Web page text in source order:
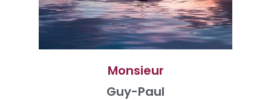
Monsieur
Guy-Paul